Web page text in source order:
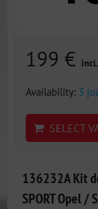
199 €
Availability: 3
SELECT
136232A Kit
SPORT Opel /